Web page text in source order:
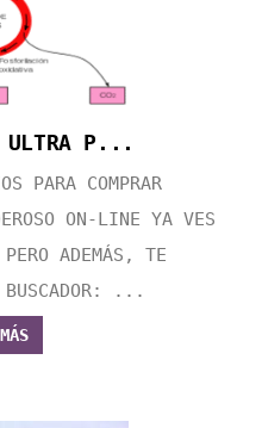
ULTRA P...
PARA COMPRAR
ON-LINE YA VES
ADEMÁS, TE
BUSCADOR: ...